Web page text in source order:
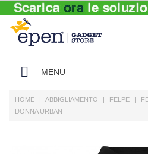
MENU
HOME ABBIGLIAMENTO FELPE
DONNA URBAN